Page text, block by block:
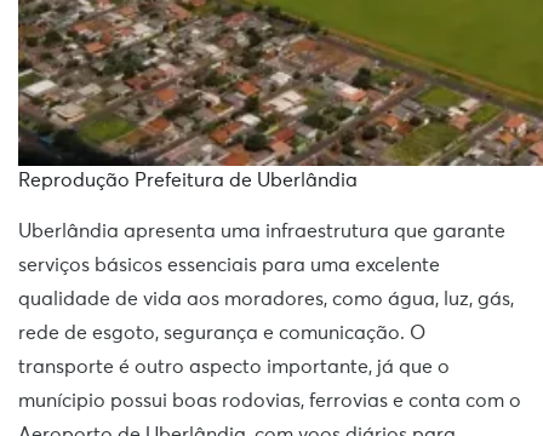
Reprodução Prefeitura de Uberlândia
Uberlândia apresenta uma infraestrutura que garante
serviços básicos essenciais para uma excelente
qualidade de vida aos moradores, como água, luz, gás,
rede de esgoto, segurança e comunicação. O
transporte é outro aspecto importante, já que o
munícipio possui boas rodovias, ferrovias e conta com o